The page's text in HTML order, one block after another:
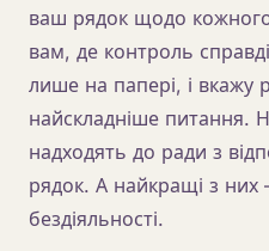
ваш рядок щодо
вам, де контроль
лише на папері, і вкажу
найскладніше питання.
надходять до ради з
рядок. А найкращі з
бездіяльності.